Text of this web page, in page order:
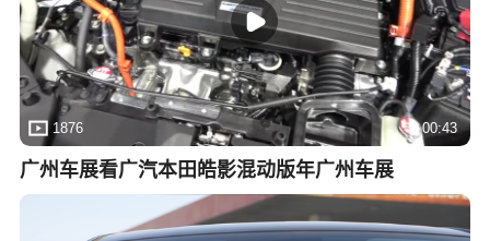
1876 00:43
广州车展看广汽本田皓影混动版年广州车展